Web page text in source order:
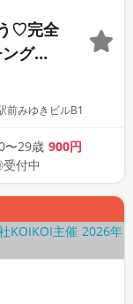
♡完全
グコ
前みゆきビルB1
〜29歳 900円
付中